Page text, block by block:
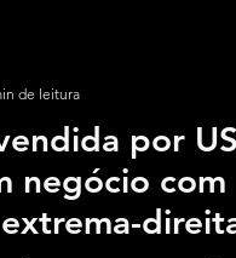
por
negócio com
de leitura